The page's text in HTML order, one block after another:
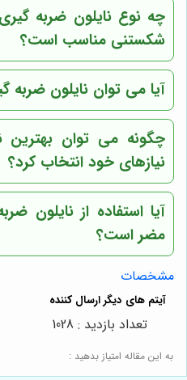
چه نوع نایلون ضربه
شکستنی مناسب است؟
آیا می توان نایلون ضربه
چگونه می توان بهترین
نیازهای خود انتخاب کرد؟
آیا استفاده از نایلون
مضر است؟
مشخصات
به این مقاله امتیاز بدهید :
تعداد بازدید : 1028